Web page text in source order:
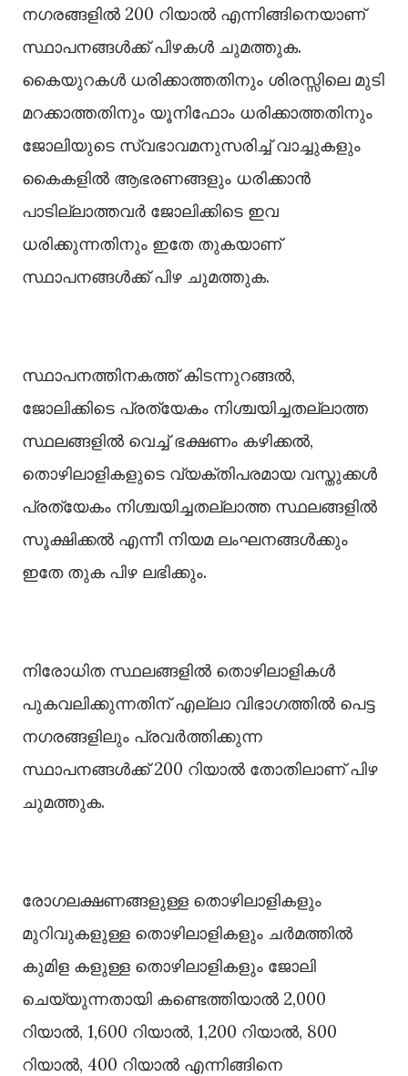
നഗരങ്ങളിൽ 200 റിയാൽ എന്നിങ്ങിനെയാണ്
സ്ഥാപനങ്ങൾക്ക് പിഴകൾ ചുമത്തുക.
കൈയുറകൾ ധരിക്കാത്തതിനും ശിരസ്സിലെ മുടി
മറക്കാത്തതിനും യൂനിഫോം ധരിക്കാത്തതിനും
ജോലിയുടെ സ്വഭാവമനുസരിച്ച് വാച്ചുകളും
കൈകളിൽ ആഭരണങ്ങളും ധരിക്കാൻ
പാടില്ലാത്തവർ ജോലിക്കിടെ ഇവ
ധരിക്കുന്നതിനും ഇതേ തുകയാണ്
സ്ഥാപനങ്ങൾക്ക് പിഴ ചുമത്തുക.
സ്ഥാപനത്തിനകത്ത് കിടന്നുറങ്ങൽ,
ജോലിക്കിടെ പ്രത്യേകം നിശ്ചയിച്ചതല്ലാത്ത
സ്ഥലങ്ങളിൽ വെച്ച് ഭക്ഷണം കഴിക്കൽ,
തൊഴിലാളികളുടെ വ്യക്തിപരമായ വസ്തുക്കൾ
പ്രത്യേകം നിശ്ചയിച്ചതല്ലാത്ത സ്ഥലങ്ങളിൽ
സൂക്ഷിക്കൽ എന്നീ നിയമ ലംഘനങ്ങൾക്കും
ഇതേ തുക പിഴ ലഭിക്കും.
നിരോധിത സ്ഥലങ്ങളിൽ തൊഴിലാളികൾ
പുകവലിക്കുന്നതിന് എല്ലാ വിഭാഗത്തിൽ പെട്ട
നഗരങ്ങളിലും പ്രവർത്തിക്കുന്ന
സ്ഥാപനങ്ങൾക്ക് 200 റിയാൽ തോതിലാണ് പിഴ
ചുമത്തുക.
രോഗലക്ഷണങ്ങളുള്ള തൊഴിലാളികളും
മുറിവുകളുള്ള തൊഴിലാളികളും ചർമത്തിൽ
കുമിള കളുള്ള തൊഴിലാളികളും ജോലി
ചെയ്യുന്നതായി കണ്ടെത്തിയാൽ 2,000
റിയാൽ, 1,600 റിയാൽ, 1,200 റിയാൽ, 800
റിയാൽ, 400 റിയാൽ എന്നിങ്ങിനെ